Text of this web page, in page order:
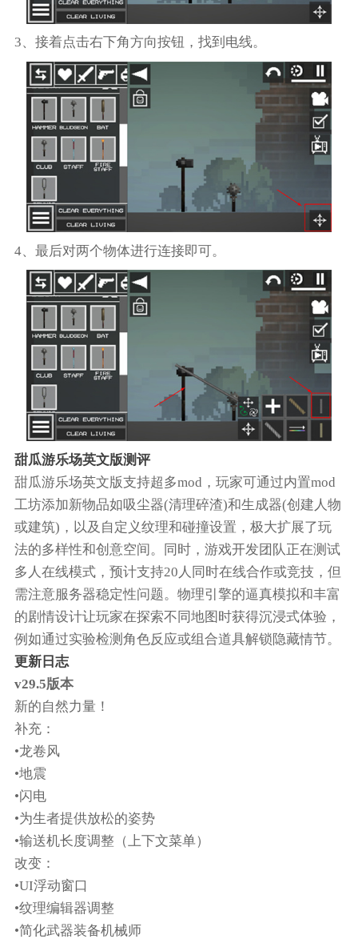
3、接着点击右下角方向按钮，找到电线。
4、最后对两个物体进行连接即可。
甜瓜游乐场英文版测评
甜瓜游乐场英文版支持超多mod，玩家可通过内置mod
工坊添加新物品如吸尘器(清理碎渣)和生成器(创建人物
或建筑)，以及自定义纹理和碰撞设置，极大扩展了玩
法的多样性和创意空间。同时，游戏开发团队正在测试
多人在线模式，预计支持20人同时在线合作或竞技，但
需注意服务器稳定性问题。物理引擎的逼真模拟和丰富
的剧情设计让玩家在探索不同地图时获得沉浸式体验，
例如通过实验检测角色反应或组合道具解锁隐藏情节。
更新日志
v29.5版本
新的自然力量！
补充：
•龙卷风
•地震
•闪电
•为生者提供放松的姿势
•输送机长度调整（上下文菜单）
改变：
•UI浮动窗口
•纹理编辑器调整
•简化武器装备机械师